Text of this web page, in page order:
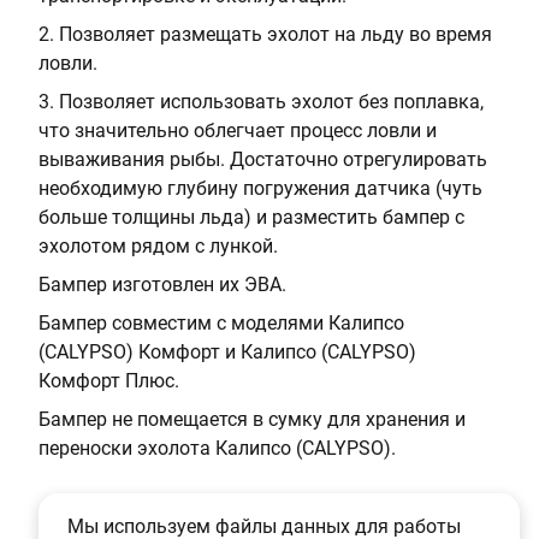
2. Позволяет размещать эхолот на льду во время
ловли.
3. Позволяет использовать эхолот без поплавка,
что значительно облегчает процесс ловли и
вываживания рыбы. Достаточно отрегулировать
необходимую глубину погружения датчика (чуть
больше толщины льда) и разместить бампер с
эхолотом рядом с лункой.
Бампер изготовлен их ЭВА.
Бампер совместим с моделями Калипсо
(CALYPSO) Комфорт и Калипсо (CALYPSO)
Комфорт Плюс.
Бампер не помещается в сумку для хранения и
переноски эхолота Калипсо (CALYPSO).
Мы используем файлы данных для работы